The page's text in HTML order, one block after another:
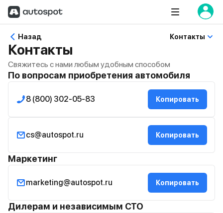
Назад Контакты
Контакты
Свяжитесь с нами любым удобным способом
По вопросам приобретения автомобиля
8 (800) 302-05-83 Копировать
cs@autospot.ru Копировать
Маркетинг
marketing@autospot.ru Копировать
Дилерам и независимым СТО